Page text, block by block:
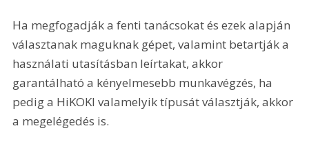
Ha megfogadják a fenti tanácsokat és ezek alapján
választanak maguknak gépet, valamint betartják a
használati utasításban leírtakat, akkor
garantálható a kényelmesebb munkavégzés, ha
pedig a HiKOKI valamelyik típusát választják, akkor
a megelégedés is.